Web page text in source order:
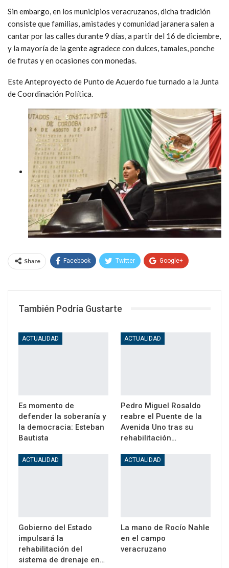
Sin embargo, en los municipios veracruzanos, dicha tradición
consiste que familias, amistades y comunidad jaranera salen a
cantar por las calles durante 9 días, a partir del 16 de diciembre,
y la mayoría de la gente agradece con dulces, tamales, ponche
de frutas y en ocasiones con monedas.
Este Anteproyecto de Punto de Acuerdo fue turnado a la Junta
de Coordinación Política.
Share Facebook Twitter Google+
También Podría Gustarte
ACTUALIDAD
Es momento de
defender la soberanía y
la democracia: Esteban
Bautista
ACTUALIDAD
Pedro Miguel Rosaldo
reabre el Puente de la
Avenida Uno tras su
rehabilitación…
ACTUALIDAD
Gobierno del Estado
impulsará la
rehabilitación del
sistema de drenaje en…
ACTUALIDAD
La mano de Rocío Nahle
en el campo
veracruzano